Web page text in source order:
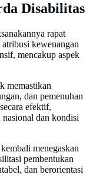
Disabilitas
rapat
kewenangan
mencakup aspek
memastikan
dan pemenuhan
efektif,
nasional dan kondisi
menegaskan
pembentukan
dan berorientasi